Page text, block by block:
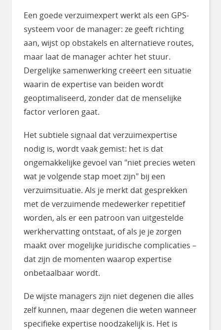
Een goede verzuimexpert werkt als een GPS-
systeem voor de manager: ze geeft richting
aan, wijst op obstakels en alternatieve routes,
maar laat de manager achter het stuur.
Dergelijke samenwerking creëert een situatie
waarin de expertise van beiden wordt
geoptimaliseerd, zonder dat de menselijke
factor verloren gaat.
Het subtiele signaal dat verzuimexpertise
nodig is, wordt vaak gemist: het is dat
ongemakkelijke gevoel van "niet precies weten
wat je volgende stap moet zijn" bij een
verzuimsituatie. Als je merkt dat gesprekken
met de verzuimende medewerker repetitief
worden, als er een patroon van uitgestelde
werkhervatting ontstaat, of als je je zorgen
maakt over mogelijke juridische complicaties –
dat zijn de momenten waarop expertise
onbetaalbaar wordt.
De wijste managers zijn niet degenen die alles
zelf kunnen, maar degenen die weten wanneer
specifieke expertise noodzakelijk is. Het is